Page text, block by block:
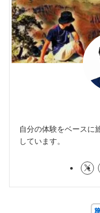
自分の体験をベースに
しています。